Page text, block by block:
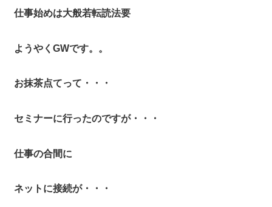
仕事始めは大般若転読法要
ようやくGWです。。
お抹茶点てって・・・
セミナーに行ったのですが・・・
仕事の合間に
ネットに接続が・・・